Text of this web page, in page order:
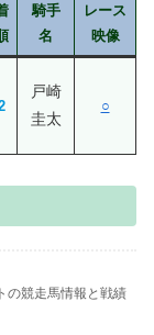
騎手
名
レース
映像
戸崎
圭太
○
の競走馬情報と戦績